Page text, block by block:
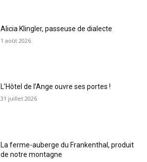
Alicia Klingler, passeuse de dialecte
1 août 2026
L’Hôtel de l’Ange ouvre ses portes !
31 juillet 2026
La ferme-auberge du Frankenthal, produit
de notre montagne